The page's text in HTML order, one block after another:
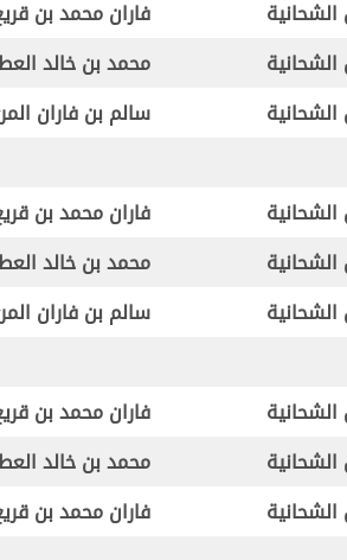
فاران محمد بن
محمد بن خالد
سالم بن فاران
فاران محمد بن
محمد بن خالد
سالم بن فاران
فاران محمد بن
محمد بن خالد
فاران محمد بن